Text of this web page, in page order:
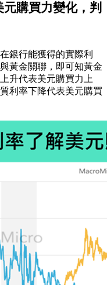
購買力變化，判
銀行能獲得的實際利
黃金關聯，即可知黃金
升代表美元購買力上
利率下降代表美元購買